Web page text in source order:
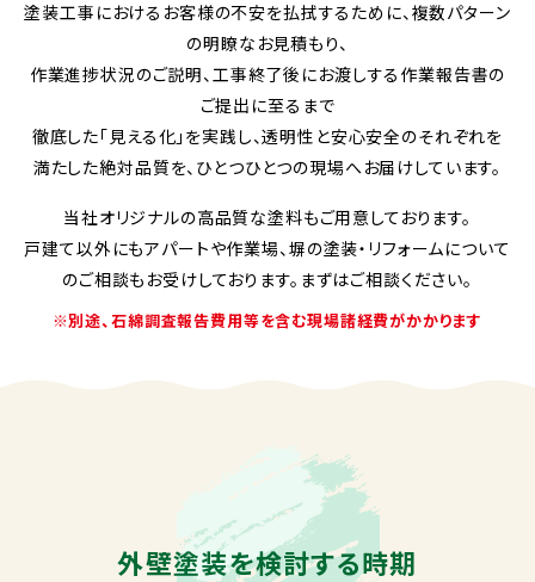
塗装工事におけるお客様の不安を払拭するために、複数パターン
の明瞭なお見積もり、
作業進捗状況のご説明、工事終了後にお渡しする作業報告書の
ご提出に至るまで
徹底した「見える化」を実践し、透明性と安心安全のそれぞれを
満たした絶対品質を、ひとつひとつの現場へお届けしています。
当社オリジナルの高品質な塗料もご用意しております。
戸建て以外にもアパートや作業場、塀の塗装・リフォームについて
のご相談もお受けしております。まずはご相談ください。
※別途、石綿調査報告費用等を含む現場諸経費がかかります
外壁塗装を検討する時期